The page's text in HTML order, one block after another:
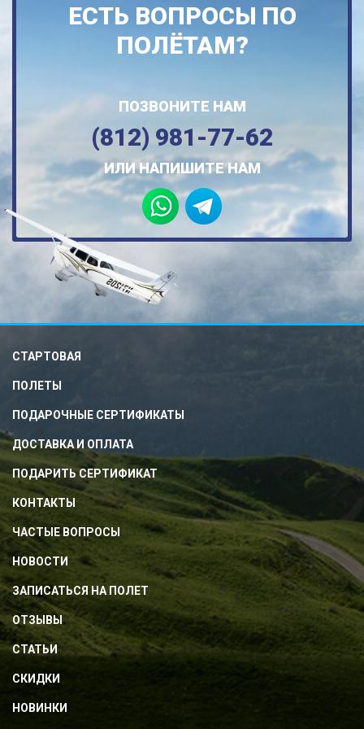
ЕСТЬ ВОПРОСЫ ПО
ПОЛЁТАМ?
ПОЗВОНИТЕ НАМ
(812) 981-77-62
ИЛИ НАПИШИТЕ НАМ
СТАРТОВАЯ
ПОЛЕТЫ
ПОДАРОЧНЫЕ СЕРТИФИКАТЫ
ДОСТАВКА И ОПЛАТА
ПОДАРИТЬ СЕРТИФИКАТ
КОНТАКТЫ
ЧАСТЫЕ ВОПРОСЫ
НОВОСТИ
ЗАПИСАТЬСЯ НА ПОЛЕТ
ОТЗЫВЫ
СТАТЬИ
СКИДКИ
НОВИНКИ